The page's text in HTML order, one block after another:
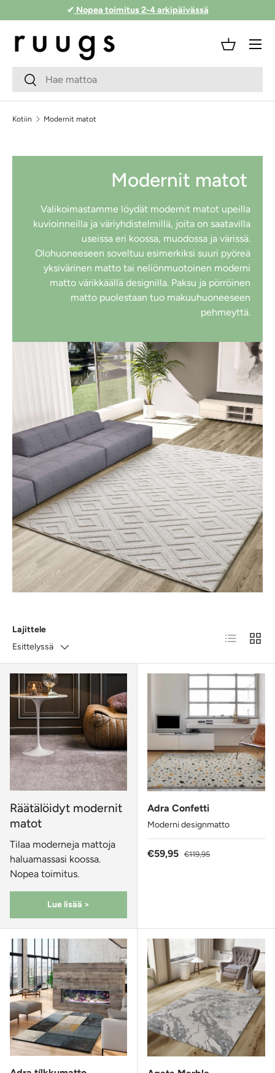
Siirry sisältöön
✔ Nopea toimitus 2-4 arkipäivässä
Hakukenttä
Lähetä
Kori
Valikko
Kotiin Modernit matot
Modernit matot
Valikoimastamme löydät modernit matot upeilla
kuvioinneilla ja väriyhdistelmillä, joita on saatavilla
useissa eri koossa, muodossa ja värissä.
Olohuoneeseen soveltuu esimerkiksi suuri pyöreä
yksivärinen matto tai neliönmuotoinen moderni
matto värikkäällä designilla. Paksu ja pörröinen
matto puolestaan tuo makuuhuoneeseen
pehmeyttä.
Lajittele
Esittelyssä
Luettelo
Räätälöidyt modernit
matot
Tilaa moderneja mattoja
haluamassasi koossa.
Nopea toimitus.
Lue lisää >
Adra Confetti
Moderni designmatto
Alennushinta
€59,95 Normaalihinta
€119,95